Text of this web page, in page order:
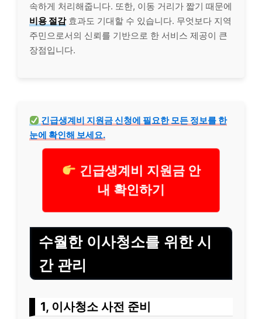
속하게 처리해줍니다. 또한, 이동 거리가 짧기 때문에
비용 절감효과도 기대할 수 있습니다. 무엇보다 지역
주민으로서의 신뢰를 기반으로 한 서비스 제공이 큰
장점입니다.
긴급생계비 지원금 신청에 필요한 모든 정보를 한
눈에 확인해 보세요.
긴급생계비 지원금 안
내 확인하기
수월한 이사청소를 위한 시
간 관리
1, 이사청소 사전 준비